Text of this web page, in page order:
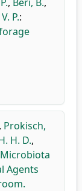
P.:
, Prokisch,
H. D.,
Agents